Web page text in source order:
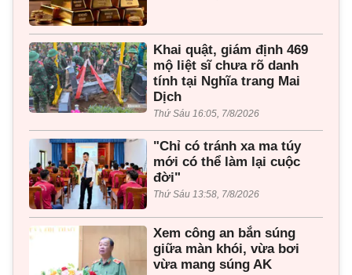
Khai quật, giám định 469
mộ liệt sĩ chưa rõ danh
tính tại Nghĩa trang Mai
Dịch
Thứ Sáu 16:05, 7/8/2026
"Chỉ có tránh xa ma túy
mới có thể làm lại cuộc
đời"
Thứ Sáu 13:58, 7/8/2026
Xem công an bắn súng
giữa màn khói, vừa bơi
vừa mang súng AK